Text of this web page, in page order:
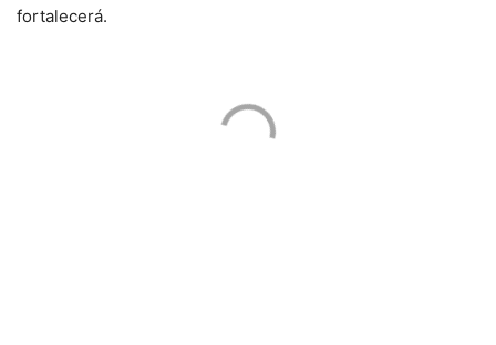
fortalecerá.